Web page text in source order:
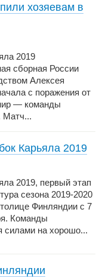
хозяевам в
2019
сборная России
Алексея
с поражения от
— команды
Матч...
Карьяла 2019
2019, первый этап
сезона 2019-2020
Финляндии с 7
Команды
силами на хорошо...